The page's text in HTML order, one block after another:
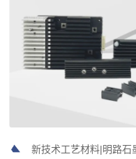
新技术工艺材料|明路石